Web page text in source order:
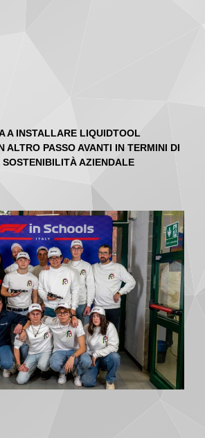
A INSTALLARE LIQUIDTOOL
ALTRO PASSO AVANTI IN TERMINI DI
SOSTENIBILITÀ AZIENDALE